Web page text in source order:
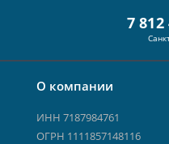
О компании
ИНН 7187984761
ОГРН 1111857148116
7 812